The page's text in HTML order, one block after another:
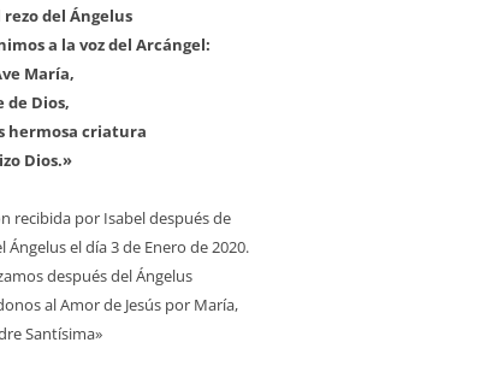
rezo del Ángelus
a la voz del Arcángel:
María,
de Dios,
hermosa criatura
Dios.»
recibida por Isabel después de
Ángelus el día 3 de Enero de 2020.
después del Ángelus
al Amor de Jesús por María,
Santísima»